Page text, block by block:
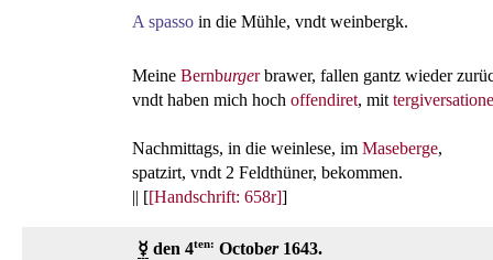
A spasso in die Mühle, vndt weinbergk.
Meine Bernburgerbrawer, fallen gantz wieder
vndt haben mich hoch offendiret, mit
Nachmittags, in die weinlese, im Maseberge,
spatzirt, vndt 2 Feldthüner, bekommen.
|| [[Handschrift: 658r]]
☿ den 4ten: October1643.